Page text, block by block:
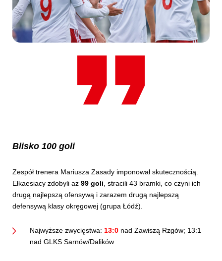
Blisko 100 goli
Zespół trenera Mariusza Zasady imponował skutecznością.
Ełkaesiacy zdobyli aż 99 goli , stracili 43 bramki, co czyni ich
drugą najlepszą ofensywą i zarazem drugą najlepszą
defensywą klasy okręgowej (grupa Łódź).
Najwyższe zwycięstwa: 13:0 nad Zawiszą Rzgów; 13:1
nad GLKS Sarnów/Dalików